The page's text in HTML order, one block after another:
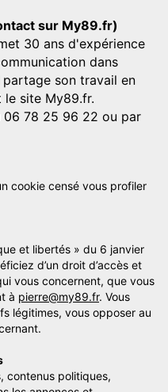
sur My89.fr)
30 ans d'expérience
dans
son travail en
site My89.fr.
06 78 25 96 22 ou par
cookie censé vous profiler
et libertés » du 6 janvier
d’un droit d’accès et
vous concernent, que vous
à pierre@my89.fr. Vous
légitimes, vous opposer au
contenus politiques,